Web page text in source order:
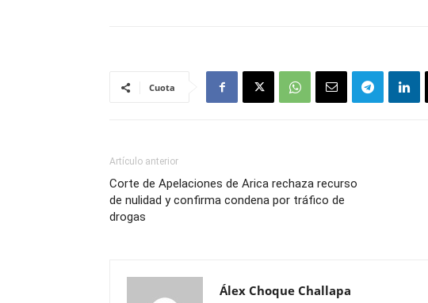
Cuota
Artículo anterior
Corte de Apelaciones de Arica rechaza recurso
de nulidad y confirma condena por tráfico de
drogas
Álex Choque Challapa